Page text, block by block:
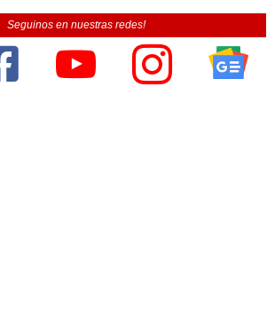
Seguinos en nuestras redes!